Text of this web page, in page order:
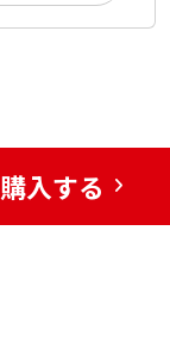
購入する